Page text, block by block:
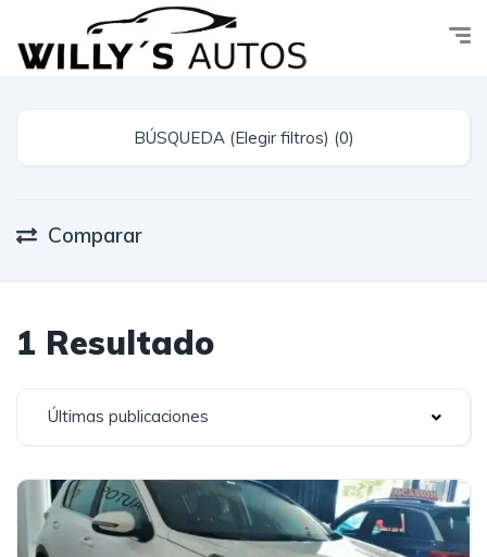
BÚSQUEDA (Elegir filtros) (0)
Comparar
1 Resultado
Últimas publicaciones